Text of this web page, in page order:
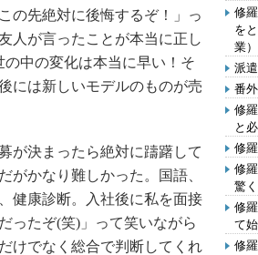
の先絶対に後悔するぞ！」っ
人が言ったことが本当に正し
中の変化は本当に早い！そ
には新しいモデルのものが売
が決まったら絶対に躊躇して
がかなり難しかった。国語、
健康診断。入社後に私を面接
ったぞ(笑)」って笑いながら
けでなく総合で判断してくれ
修
を
業）
派
番
修
と
修
修
驚
修
て
修